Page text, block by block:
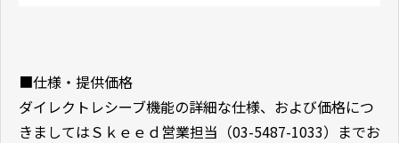
■仕様・提供価格
ダイレクトレシーブ機能の詳細な仕様、および価格につ
きましてはＳｋｅｅｄ営業担当（03-5487-1033）までお